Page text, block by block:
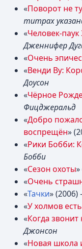
«Поворот не
титрах
«Человек-
Дженнифер
«Очень
«Венди Ву:
Доусон
«Чёрное
Фицджеральд
«Добро
воспрещён»
«Рики Бобби:
Бобби
«Сезон охоты
«Очень
«Тачки»
«У холмов
«Когда
Джонсон
«Новая школа